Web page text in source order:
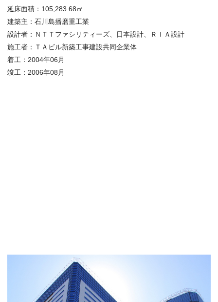
延床面積： 105,283.68㎡
建築主： 石川島播磨重工業
設計者： ＮＴＴファシリティーズ、日本設計、ＲＩＡ設計
施工者： ＴＡビル新築工事建設共同企業体
着工： 2004年06月
竣工： 2006年08月